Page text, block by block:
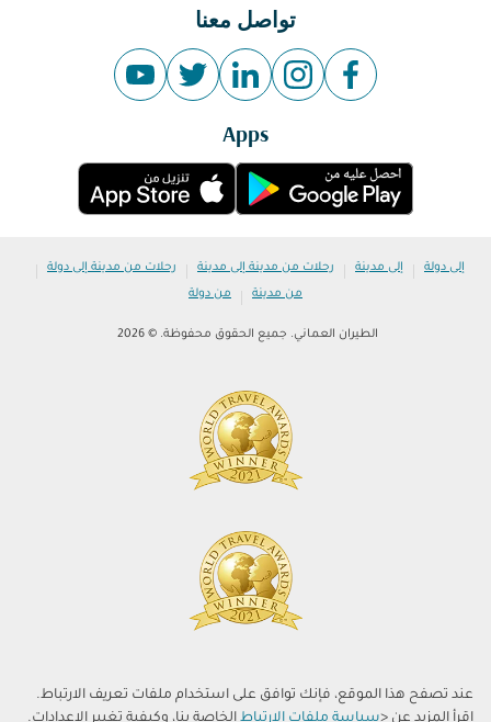
عند تصفح هذا الموقع، فإنك توافق على استخدام ملفات تعريف الارتباط.
اقرأ المزيد عن <سياسة ملفات الارتباط الخاصة بنا، وكيفية تغيير الإعدادات.
تواصل معنا
Apps
إلى دولة | إلى مدينة | رحلات من مدينة إلى مدينة | رحلات من مدينة إلى دولة |
من مدينة | من دولة
الطيران العماني. جميع الحقوق محفوظة. © 2026